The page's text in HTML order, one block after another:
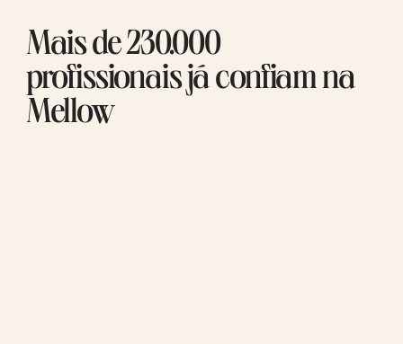
Mais de 230.000
profissionais já confiam na
Mellow